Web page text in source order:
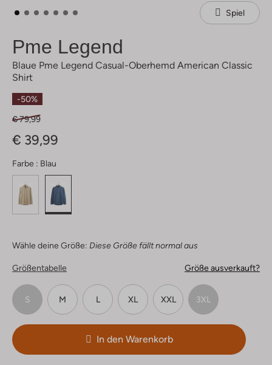
Spiel
Pme Legend
Blaue Pme Legend Casual-Oberhemd American Classic
Shirt
-50%
€ 79,99
€ 39,99
Farbe : Blau
Wähle deine Größe: Diese Größe fällt normal aus
Größentabelle Größe ausverkauft?
S M L XL XXL 3XL
In den Warenkorb